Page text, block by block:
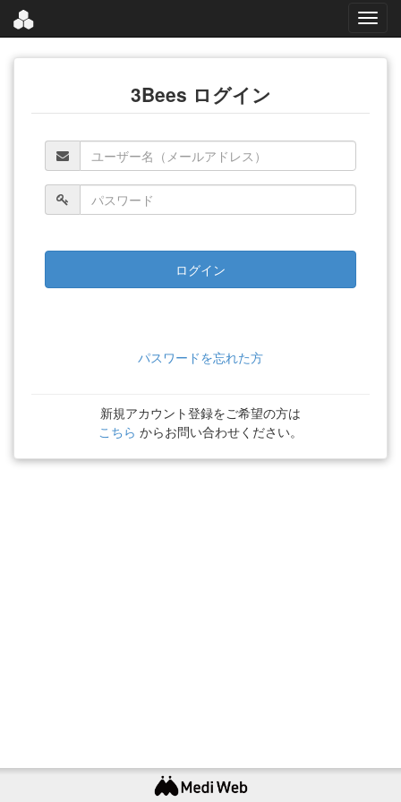
3Bees ログイン
パスワードを忘れた方
新規アカウント登録をご希望の方は
こちら からお問い合わせください。